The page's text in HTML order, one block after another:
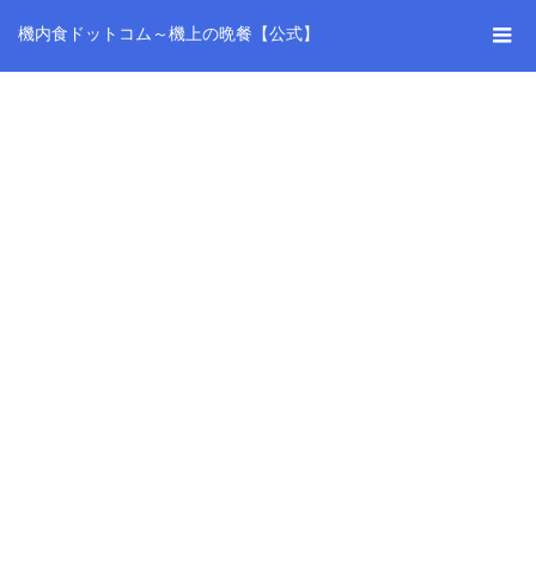
機内食ドットコム～機上の晩餐【公式】